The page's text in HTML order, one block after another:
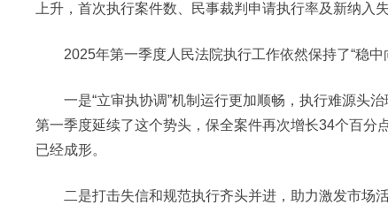
上升，首次执行案件数、民事裁判申请执行率及新纳入
2025年第一季度人民法院执行工作依然保持了“稳中
一是“立审执协调”机制运行更加顺畅，执行难源头治
第一季度延续了这个势头，保全案件再次增长34个百分
已经成形。
二是打击失信和规范执行齐头并进，助力激发市场